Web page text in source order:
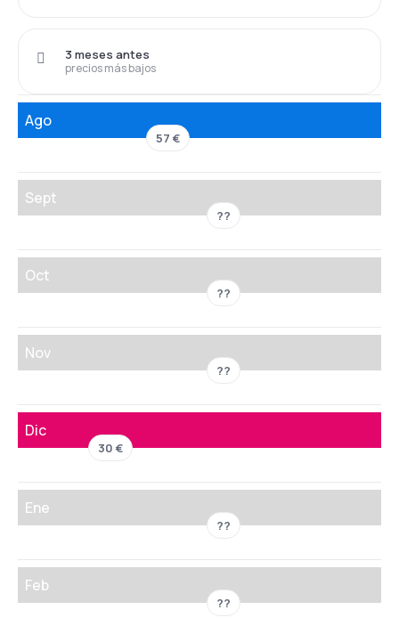
precios más bajos
3 meses antes
Ago
57 €
Sept
??
Oct
??
Nov
??
Dic
30 €
Ene
??
Feb
??